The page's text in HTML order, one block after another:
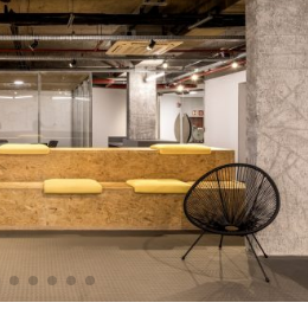
amplitude.
surpreende pois não há
de espera e a descompressão.
descompressão ou área de
os mobiliários foram
dos funcionários e a arte na
descontraida da
concebidas como elementos